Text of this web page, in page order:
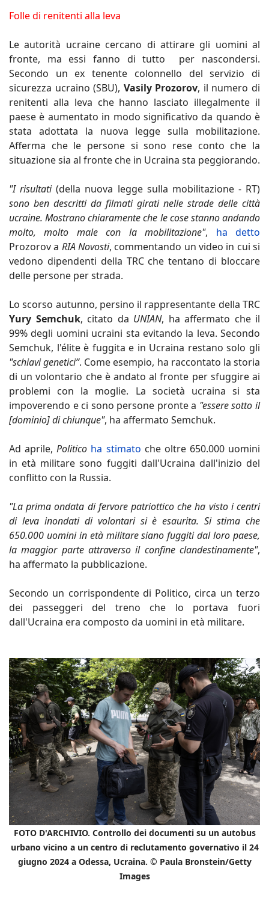
Folle di renitenti alla leva
Le autorità ucraine cercano di attirare gli uomini al
fronte, ma essi fanno di tutto per nascondersi.
Secondo un ex tenente colonnello del servizio di
sicurezza ucraino (SBU), Vasily Prozorov, il numero di
renitenti alla leva che hanno lasciato illegalmente il
paese è aumentato in modo significativo da quando è
stata adottata la nuova legge sulla mobilitazione.
Afferma che le persone si sono rese conto che la
situazione sia al fronte che in Ucraina sta peggiorando.
"I risultati(della nuova legge sulla mobilitazione - RT)
sono ben descritti da filmati girati nelle strade delle città
ucraine. Mostrano chiaramente che le cose stanno andando
molto, molto male con la mobilitazione", ha detto
Prozorov a RIA Novosti, commentando un video in cui si
vedono dipendenti della TRC che tentano di bloccare
delle persone per strada.
Lo scorso autunno, persino il rappresentante della TRC
Yury Semchuk, citato da UNIAN, ha affermato che il
99% degli uomini ucraini sta evitando la leva. Secondo
Semchuk, l'élite è fuggita e in Ucraina restano solo gli
"schiavi genetici”. Come esempio, ha raccontato la storia
di un volontario che è andato al fronte per sfuggire ai
problemi con la moglie. La società ucraina si sta
impoverendo e ci sono persone pronte a "essere sotto il
[dominio] di chiunque", ha affermato Semchuk.
Ad aprile,Politico ha stimato che oltre 650.000 uomini
in età militare sono fuggiti dall'Ucraina dall'inizio del
conflitto con la Russia.
"La prima ondata di fervore patriottico che ha visto i centri
di leva inondati di volontari si è esaurita. Si stima che
650.000 uomini in età militare siano fuggiti dal loro paese,
la maggior parte attraverso il confine clandestinamente",
ha affermato la pubblicazione.
Secondo un corrispondente di Politico, circa un terzo
dei passeggeri del treno che lo portava fuori
dall'Ucraina era composto da uomini in età militare.
FOTO D'ARCHIVIO. Controllo dei documenti su un autobus
urbano vicino a un centro di reclutamento governativo il 24
giugno 2024 a Odessa, Ucraina. © Paula Bronstein/Getty
Images